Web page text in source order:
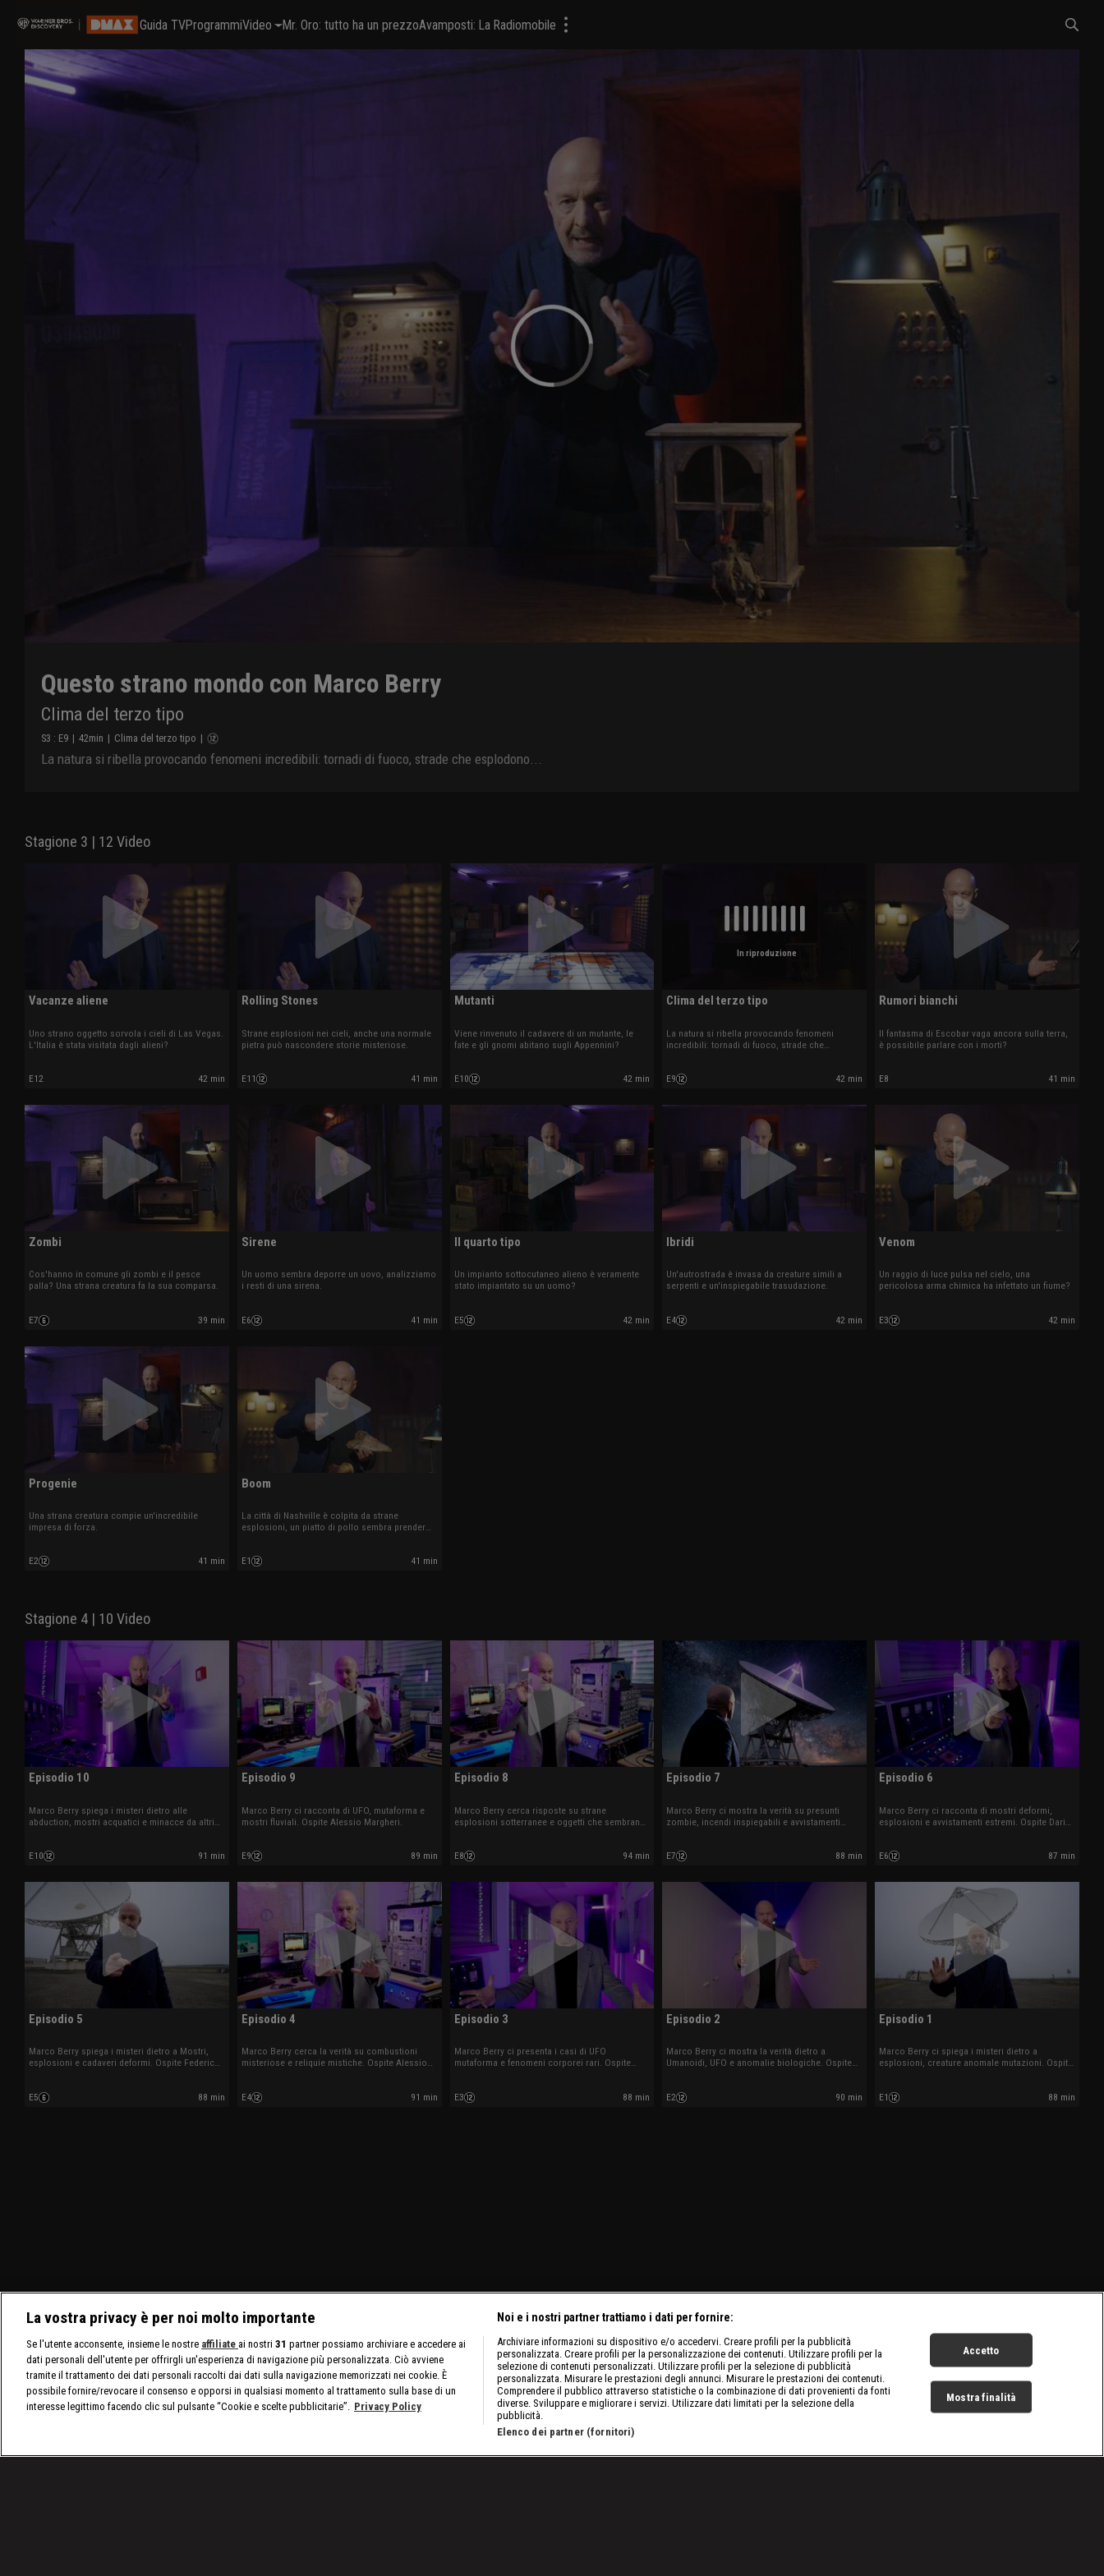
Guida TVProgrammiVideo Mr. Oro: tutto ha un prezzoAvamposti: La Radiomobile
Questo strano mondo con Marco Berry
Clima del terzo tipo
S3 : E9 | 42min | Clima del terzo tipo |
La natura si ribella provocando fenomeni incredibili: tornadi di fuoco, strade che esplodono...
Stagione 3 | 12 Video
Vacanze aliene
Uno strano oggetto sorvola i cieli di Las Vegas.
L'Italia è stata visitata dagli alieni?
E12 42 min
Rolling Stones
Strane esplosioni nei cieli, anche una normale
pietra può nascondere storie misteriose.
E11 41 min
Mutanti
Viene rinvenuto il cadavere di un mutante, le
fate e gli gnomi abitano sugli Appennini?
E10 42 min
In riproduzione
Clima del terzo tipo
La natura si ribella provocando fenomeni
incredibili: tornadi di fuoco, strade che
E9
42 min
Rumori bianchi
Il fantasma di Escobar vaga ancora sulla terra,
è possibile parlare con i morti?
E8 41 min
Zombi
Cos'hanno in comune gli zombi e il pesce
palla? Una strana creatura fa la sua comparsa.
E7 39 min
Sirene
Un uomo sembra deporre un uovo, analizziamo
i resti di una sirena.
E6 41 min
Il quarto tipo
Un impianto sottocutaneo alieno è veramente
stato impiantato su un uomo?
E5 42 min
Ibridi
Un'autrostrada è invasa da creature simili a
serpenti e un'inspiegabile trasudazione.
E4 42 min
Venom
Un raggio di luce pulsa nel cielo, una
pericolosa arma chimica ha infettato un fiume?
E3 42 min
Progenie
Una strana creatura compie un'incredibile
impresa di forza.
E2 41 min
Boom
La città di Nashville è colpita da strane
esplosioni, un piatto di pollo sembra prender
E1
41 min
Stagione 4 | 10 Video
Episodio 10
Marco Berry spiega i misteri dietro alle
abduction, mostri acquatici e minacce da altri
E10
91 min
Episodio 9
Marco Berry ci racconta di UFO, mutaforma e
mostri fluviali. Ospite Alessio Margheri.
E9 89 min
Episodio 8
Marco Berry cerca risposte su strane
esplosioni sotterranee e oggetti che sembrano
E8
94 min
Episodio 7
Marco Berry ci mostra la verità su presunti
zombie, incendi inspiegabili e avvistamenti
E7
88 min
Episodio 6
Marco Berry ci racconta di mostri deformi,
esplosioni e avvistamenti estremi. Ospite Daria
E6
87 min
Episodio 5
Marco Berry spiega i misteri dietro a Mostri,
esplosioni e cadaveri deformi. Ospite Federico
E5
88 min
Episodio 4
Marco Berry cerca la verità su combustioni
misteriose e reliquie mistiche. Ospite Alessio
E4
91 min
Episodio 3
Marco Berry ci presenta i casi di UFO
mutaforma e fenomeni corporei rari. Ospite
E3
88 min
Episodio 2
Marco Berry ci mostra la verità dietro a
Umanoidi, UFO e anomalie biologiche. Ospite
E2
90 min
Episodio 1
Marco Berry ci spiega i misteri dietro a
esplosioni, creature anomale mutazioni. Ospite
E1
88 min
La vostra privacy è per noi molto importante
Se l'utente acconsente, insieme le nostre affiliate ai nostri 31 partner possiamo archiviare e accedere ai
dati personali dell'utente per offrirgli un'esperienza di navigazione più personalizzata. Ciò avviene
tramite il trattamento dei dati personali raccolti dai dati sulla navigazione memorizzati nei cookie. È
possibile fornire/revocare il consenso e opporsi in qualsiasi momento al trattamento sulla base di un
interesse legittimo facendo clic sul pulsante “Cookie e scelte pubblicitarie”. Privacy Policy
Noi e i nostri partner trattiamo i dati per fornire:
Archiviare informazioni su dispositivo e/o accedervi. Creare profili per la pubblicità
personalizzata. Creare profili per la personalizzazione dei contenuti. Utilizzare profili per la
selezione di contenuti personalizzati. Utilizzare profili per la selezione di pubblicità
personalizzata. Misurare le prestazioni degli annunci. Misurare le prestazioni dei contenuti.
Comprendere il pubblico attraverso statistiche o la combinazione di dati provenienti da fonti
diverse. Sviluppare e migliorare i servizi. Utilizzare dati limitati per la selezione della
pubblicità.
Elenco dei partner (fornitori)
Accetto
Mostra finalità